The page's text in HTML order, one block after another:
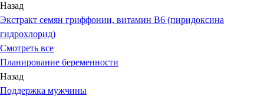
Назад
Экстракт семян гриффонии, витамин В6 (пиридоксина
гидрохлорид)
Смотреть все
Планирование беременности
Назад
Поддержка мужчины